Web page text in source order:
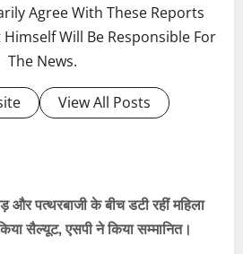
Agree With These Reports
Will Be Responsible For
The News.
View All Posts
और पत्थरबाजी के बीच डटी रहीं महिला
सैल्यूट, एसपी ने किया सम्मानित।